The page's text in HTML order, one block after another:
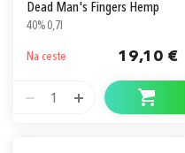
Dead Man's Fingers Hemp
40% 0,7l
Na ceste 19,10 €
1